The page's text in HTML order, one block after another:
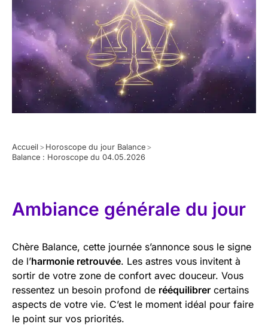
Accueil > Horoscope du jour Balance >
Balance : Horoscope du 04.05.2026
Ambiance générale du jour
Chère Balance, cette journée s’annonce sous le signe
de l’harmonie retrouvée. Les astres vous invitent à
sortir de votre zone de confort avec douceur. Vous
ressentez un besoin profond de rééquilibrer certains
aspects de votre vie. C’est le moment idéal pour faire
le point sur vos priorités.